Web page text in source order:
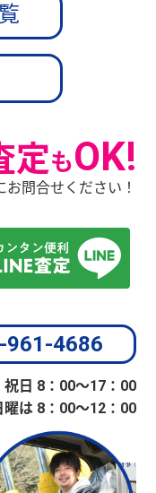
定もOK!
問合せください！
961-4686
日 8：00〜17：00
は 8：00〜12：00